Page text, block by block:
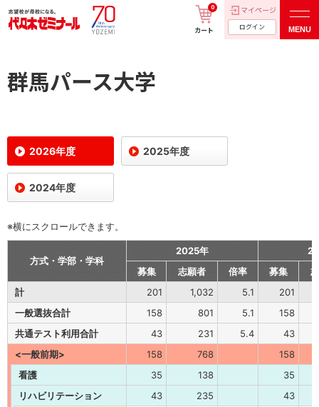
カート
0 マイページ
ログイン MENU
群馬パース大学
2026年度 2025年度
2024年度
※横にスクロールできます。
方式・学部・学科
2025年
募集
志願者 倍率 募集
計
201 1,032 5.1
201
一般選抜合計
158 801 5.1
158
共通テスト利用合計
43 231 5.4
43
<一般前期>
158 768
158
看護
35 138
35
リハビリテーション
43 235
43